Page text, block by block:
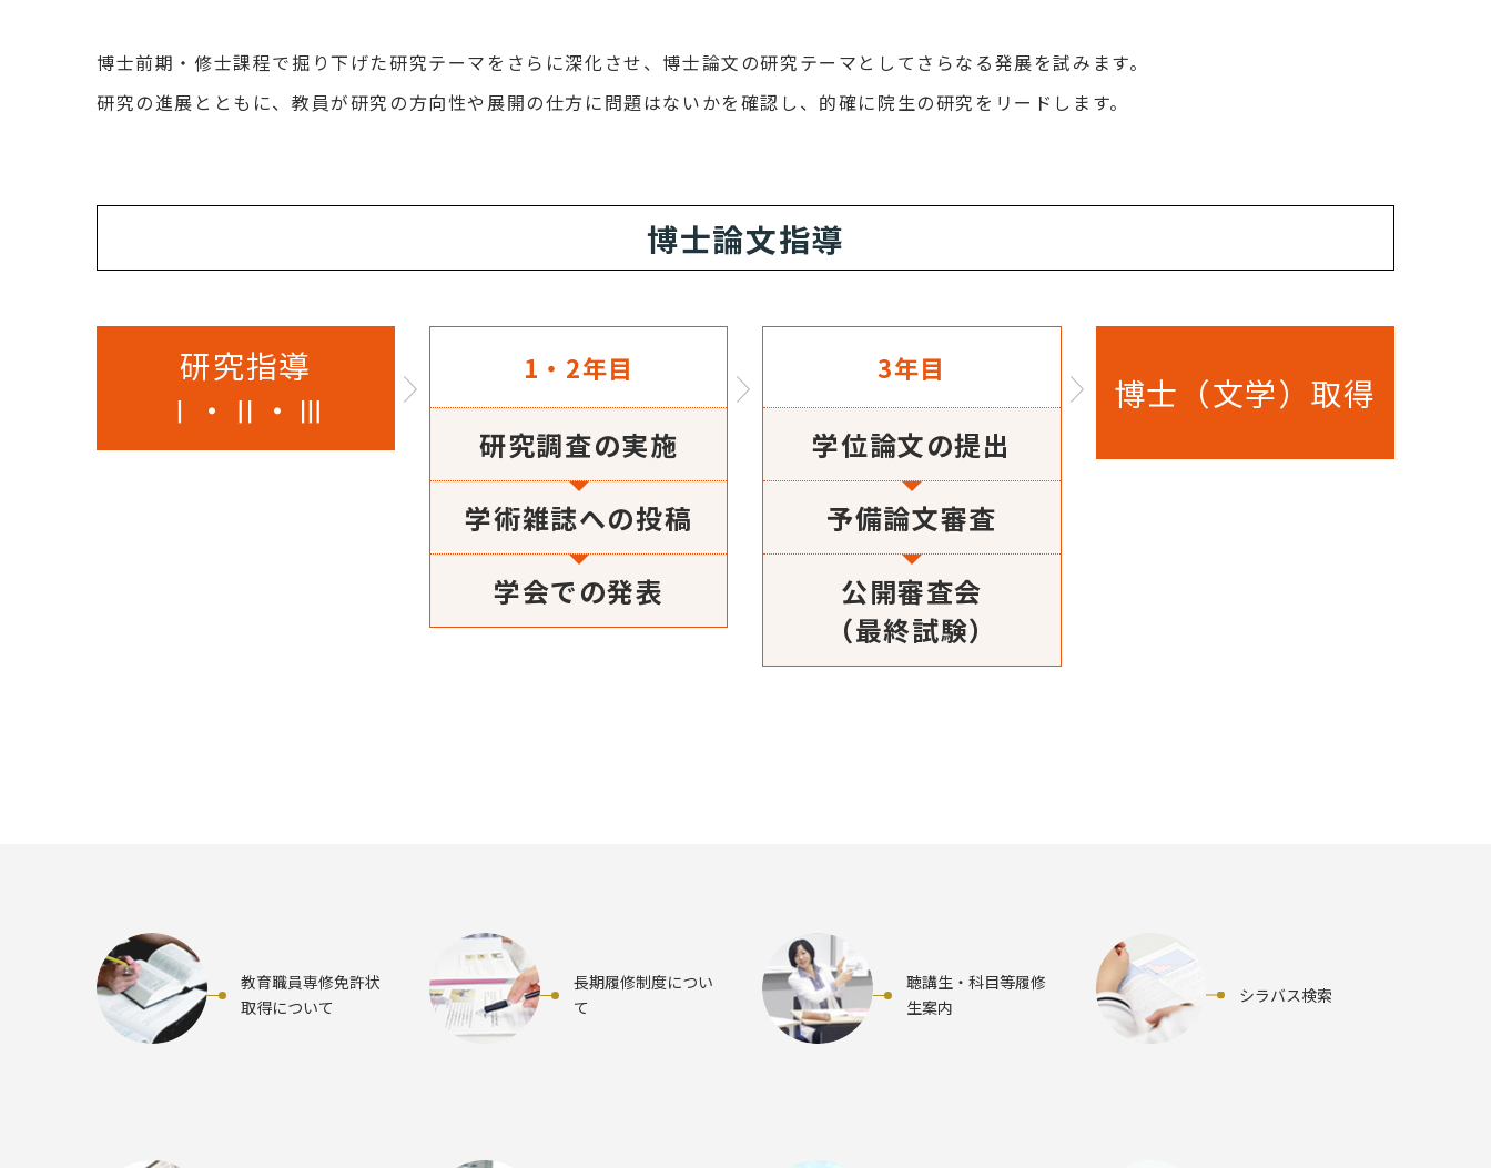
博士前期・修士課程で掘り下げた研究テーマをさらに深化させ、博士論文の研究テーマとしてさらなる発展を試みます。
研究の進展とともに、教員が研究の方向性や展開の仕方に問題はないかを確認し、的確に院生の研究をリードします。
博士論文指導
研究指導
Ⅰ・Ⅱ・Ⅲ
1・2年目
研究調査の実施
学術雑誌への投稿
学会での発表
3年目
学位論文の提出
予備論文審査
公開審査会
（最終試験）
博士（文学）取得
教育職員専修免許状
取得について
長期履修制度につい
て
聴講生・科目等履修
生案内
シラバス検索